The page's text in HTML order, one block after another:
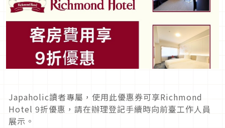
Japaholic讀者專屬，使用此優惠券可享Richmond
Hotel 9折優惠，請在辦理登記手續時向前臺工作人員
展示。